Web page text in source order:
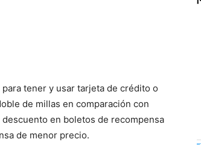
tener y usar tarjeta de crédito o
de millas en comparación con
en boletos de recompensa
de menor precio.